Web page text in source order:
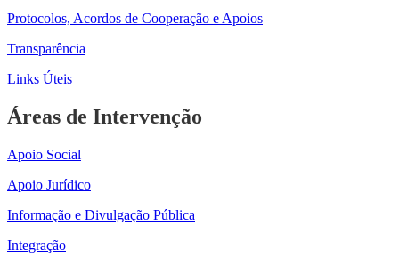
Protocolos, Acordos de Cooperação e Apoios
Transparência
Links Úteis
Áreas de Intervenção
Apoio Social
Apoio Jurídico
Informação e Divulgação Pública
Integração